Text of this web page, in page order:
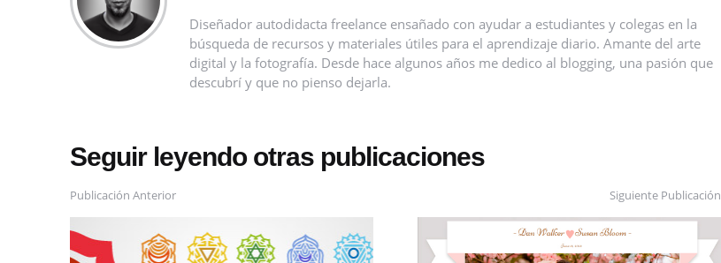
Diseñador autodidacta freelance ensañado con ayudar a estudiantes y colegas en la
búsqueda de recursos y materiales útiles para el aprendizaje diario. Amante del arte
digital y la fotografía. Desde hace algunos años me dedico al blogging, una pasión que
descubrí y que no pienso dejarla.
Seguir leyendo otras publicaciones
Publicación Anterior Siguiente Publicación